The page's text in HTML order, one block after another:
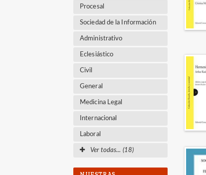
Procesal
Sociedad de la Información
Administrativo
Eclesiástico
Civil
General
Medicina Legal
Internacional
Laboral
Ver todas... (18)